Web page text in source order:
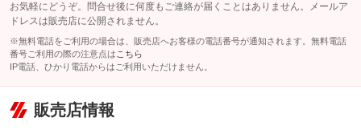
お気軽にどうぞ。問合せ後に何度もご連絡が届くことはありません。メールア
ドレスは販売店に公開されません。
※無料電話をご利用の場合は、販売店へお客様の電話番号が通知されます。無料電話
番号ご利用の際の注意点は こちら
IP電話、ひかり電話からはご利用いただけません。
販売店情報